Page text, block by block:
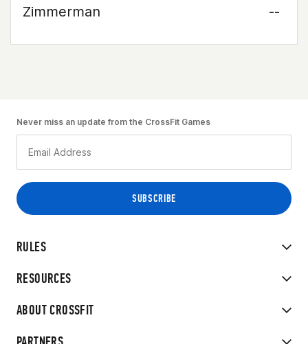
Zimmerman
--
RULES
RESOURCES
ABOUT CROSSFIT
Never miss an update from the CrossFit Games